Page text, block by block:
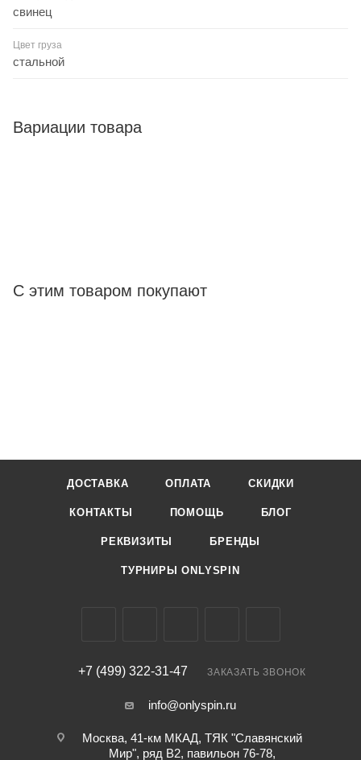
свинец
Цвет груза
стальной
Вариации товара
С этим товаром покупают
ДОСТАВКА ОПЛАТА СКИДКИ
КОНТАКТЫ ПОМОЩЬ БЛОГ
РЕКВИЗИТЫ БРЕНДЫ
ТУРНИРЫ ONLYSPIN
+7 (499) 322-31-47 ЗАКАЗАТЬ ЗВОНОК
info@onlyspin.ru
Москва, 41-км МКАД, ТЯК "Славянский
Мир", ряд В2, павильон 76-78,